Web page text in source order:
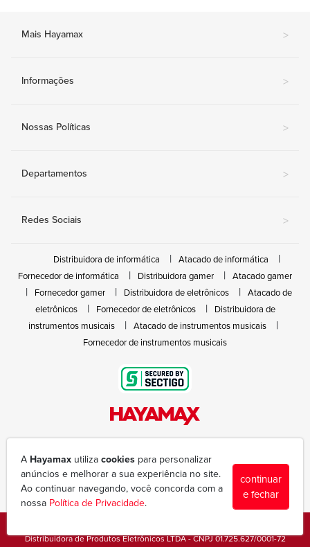
Mais Hayamax >
Informações >
Nossas Políticas >
Departamentos >
Redes Sociais >
Distribuidora de informática
Atacado de informática
Fornecedor de informática
Distribuidora gamer
Atacado gamer
Fornecedor gamer
Distribuidora de eletrônicos
Atacado de
eletrônicos
Fornecedor de eletrônicos
Distribuidora de
instrumentos musicais
Atacado de instrumentos musicais
Fornecedor de instrumentos musicais
(43) 3377-6600
hayamax@hayamax.com.br
Segunda à sexta das 8:00 às 18:00
Distribuidora de Produtos Eletrônicos LTDA - CNPJ 01.725.627/0001-72
A Hayamax utiliza cookies para personalizar
anúncios e melhorar a sua experiência no site.
Ao continuar navegando, você concorda com a
nossa Política de Privacidade.
continuar
e fechar